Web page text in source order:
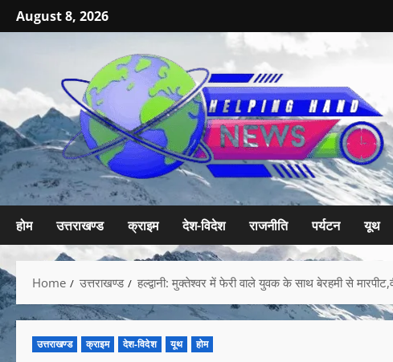
August 8, 2026
होम उत्तराखण्ड क्राइम देश-विदेश राजनीति पर्यटन यूथ
Home उत्तराखण्ड हल्द्वानी: मुक्तेश्वर में फेरी वाले युवक के साथ बेरहमी से
उत्तराखण्ड क्राइम देश-विदेश यूथ होम